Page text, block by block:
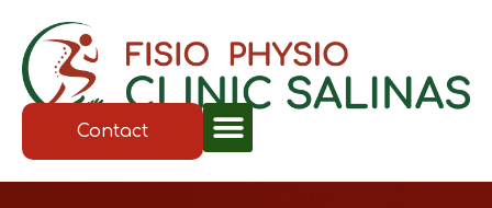
Contact